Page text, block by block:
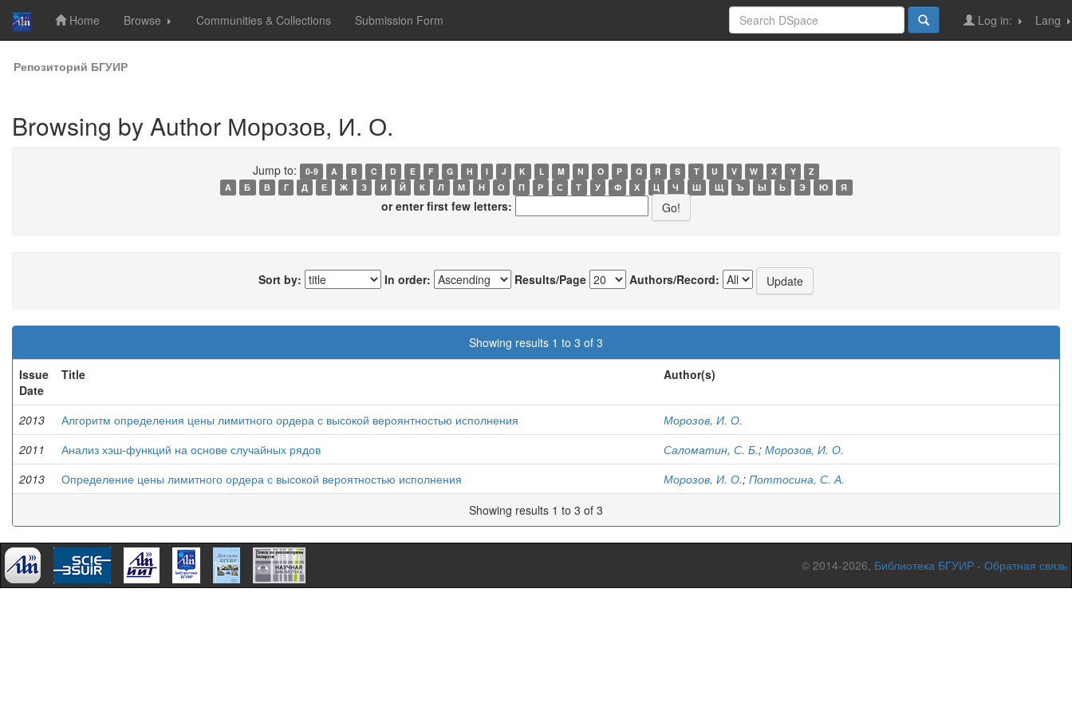
Skip
navigation
Home Browse Communities & Collections Submission Form Lang
Log in:
Репозиторий БГУИР
Browsing by Author Морозов, И. О.
Jump to: 0-9 A B C D E F G H I J K L M N O P Q R S T U V W X Y
Z
А
Б В Г Д Е Ж З И Й К Л М Н О П Р С Т У Ф Х Ц Ч Ш Щ Ъ Ы Ь Э Ю Я
or enter first few letters:
Sort by: In order: Results/Page Authors/Record:
Showing results 1 to 3 of 3
Issue
Date
Title Author(s)
2013 Алгоритм определения цены лимитного ордера с высокой вероянтностью исполнения
Морозов, И. О.
2011
Анализ хэш-функций на основе случайных рядов Саломатин, С. Б.; Морозов, И. О.
2013
Определение цены лимитного ордера с высокой вероятностью исполнения Морозов, И. О.; Поттосина, С. А.
Showing results 1 to 3 of 3
© 2014-2026, Библиотека БГУИР - Обратная связь